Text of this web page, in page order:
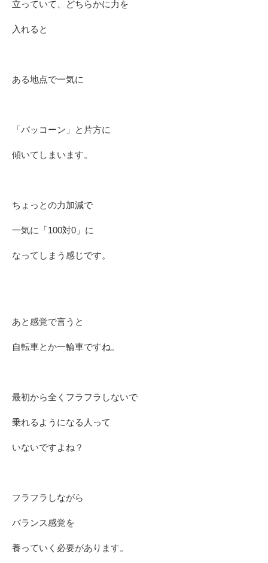
立っていて、どちらかに力を
入れると
ある地点で一気に
「バッコーン」と片方に
傾いてしまいます。
ちょっとの力加減で
一気に「100対0」に
なってしまう感じです。
あと感覚で言うと
自転車とか一輪車ですね。
最初から全くフラフラしないで
乗れるようになる人って
いないですよね？
フラフラしながら
バランス感覚を
養っていく必要があります。